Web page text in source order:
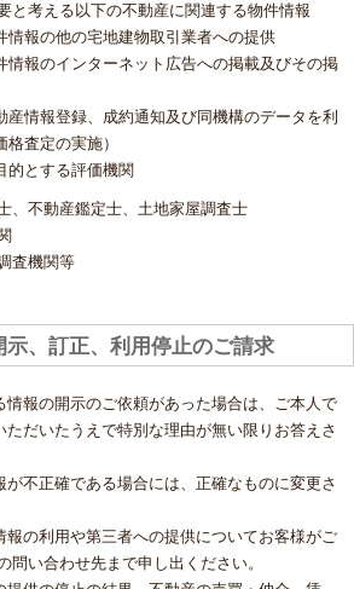
考える以下の不動産に関連する物件情報
情報の他の宅地建物取引業者への提供
情報のインターネット広告への掲載及びその掲
産情報登録、成約通知及び同機構のデータを利
査定の実施）
的とする評価機関
、不動産鑑定士、土地家屋調査士
査機関等
、訂正、利用停止のご請求
情報の開示のご依頼があった場合は、ご本人で
だいたうえで特別な理由が無い限りお答えさ
が不正確である場合には、正確なものに変更さ
報の利用や第三者への提供についてお客様がご
問い合わせ先まで申し出ください。